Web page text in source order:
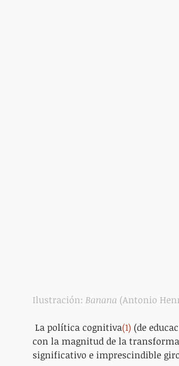
Ilustración: Banana (Antonio
La política cognitiva(1) (de
con la magnitud de la
significativo e imprescindible